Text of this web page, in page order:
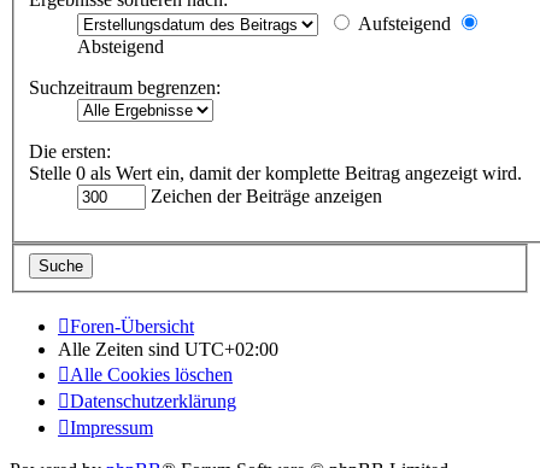
Aufsteigend
Absteigend
Suchzeitraum begrenzen:
Die ersten:
Stelle 0 als Wert ein, damit der komplette Beitrag angezeigt wird.
Zeichen der Beiträge anzeigen
Foren-Übersicht
Alle Zeiten sind UTC+02:00
Alle Cookies löschen
Datenschutzerklärung
Impressum